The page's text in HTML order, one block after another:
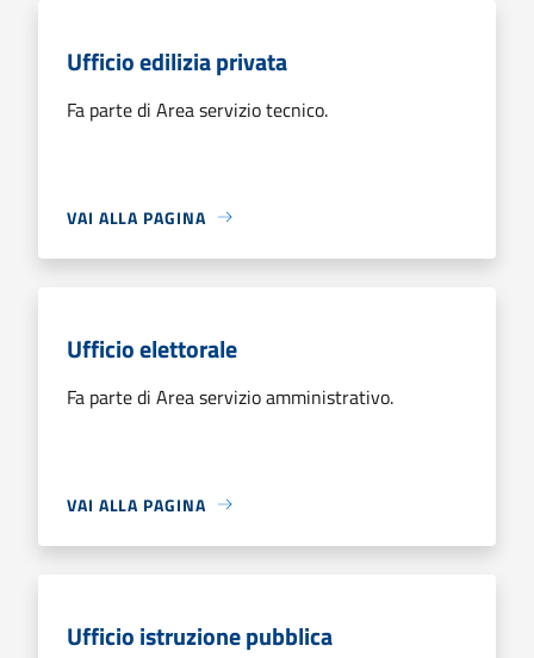
Ufficio edilizia privata
Fa parte di Area servizio tecnico.
VAI ALLA PAGINA
Ufficio elettorale
Fa parte di Area servizio amministrativo.
VAI ALLA PAGINA
Ufficio istruzione pubblica